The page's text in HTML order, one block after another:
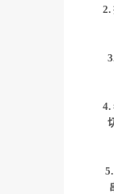
2.
4.